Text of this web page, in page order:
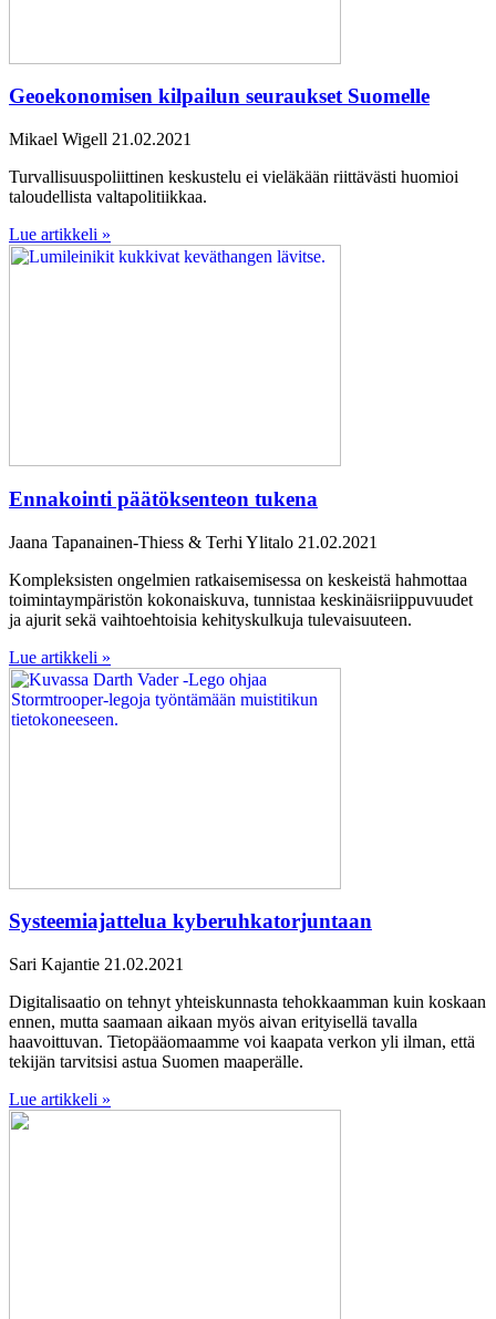
Geoekonomisen kilpailun seuraukset Suomelle
Mikael Wigell 21.02.2021
Turvallisuuspoliittinen keskustelu ei vieläkään riittävästi huomioi
taloudellista valtapolitiikkaa.
Lue artikkeli »
Ennakointi päätöksenteon tukena
Jaana Tapanainen-Thiess & Terhi Ylitalo 21.02.2021
Kompleksisten ongelmien ratkaisemisessa on keskeistä hahmottaa
toimintaympäristön kokonaiskuva, tunnistaa keskinäisriippuvuudet
ja ajurit sekä vaihtoehtoisia kehityskulkuja tulevaisuuteen.
Lue artikkeli »
Systeemiajattelua kyberuhkatorjuntaan
Sari Kajantie 21.02.2021
Digitalisaatio on tehnyt yhteiskunnasta tehokkaamman kuin koskaan
ennen, mutta saamaan aikaan myös aivan erityisellä tavalla
haavoittuvan. Tietopääomaamme voi kaapata verkon yli ilman, että
tekijän tarvitsisi astua Suomen maaperälle.
Lue artikkeli »